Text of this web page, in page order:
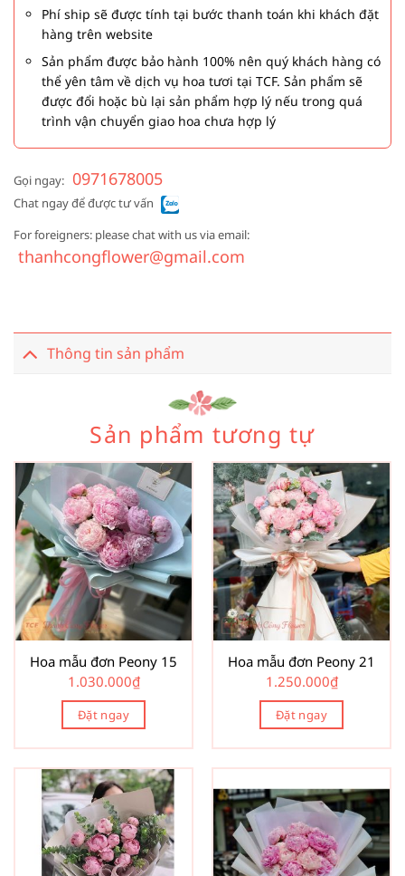
Phí ship sẽ được tính tại bước thanh toán khi khách đặt
hàng trên website
Sản phẩm được bảo hành 100% nên quý khách hàng có
thể yên tâm về dịch vụ hoa tươi tại TCF. Sản phẩm sẽ
được đổi hoặc bù lại sản phẩm hợp lý nếu trong quá
trình vận chuyển giao hoa chưa hợp lý
Gọi ngay: 0971678005
Chat ngay để được tư vấn
For foreigners: please chat with us via email:
thanhcongflower@gmail.com
Thông tin sản phẩm
Sản phẩm tương tự
Hoa mẫu đơn Peony 15
1.030.000₫
Đặt ngay
Hoa mẫu đơn Peony 21
1.250.000₫
Đặt ngay